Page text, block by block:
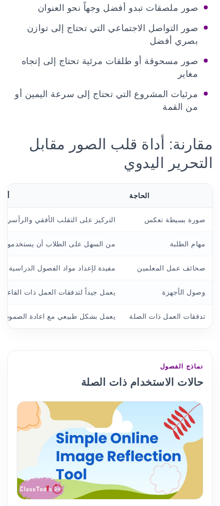
صور ملصقات تبدو أفضل وجهاً نحو العنوان
صور التواصل الاجتماعي التي تحتاج إلى توازن
بصري أفضل
صور مسحوقة أو طلقات مرئية تحتاج إلى إتجاه
مغاير
مرئيات المشروع التي تحتاج إلى سرعة اليمين أو
من القمة
مقارنة: أداة قلب الصور مقابل
التحرير اليدوي
الحاجة
صورة بسيطة تعكس التركيز على التقلب الأفقي والرأسي
مهام الطلبة من السهل على الطلاب أن يستخدموا
صحائف عمل المعلمين مفيدة لإعداد مواد الفصول الدراسية
وصول الأجهزة يعمل جيداً لتدفقات العمل ذات
تدفقات العمل ذات الصلة يعمل بشكل طبيعي مع اعادة الصمود،
نماذج الفصول
حالات الاستخدام ذات الصلة